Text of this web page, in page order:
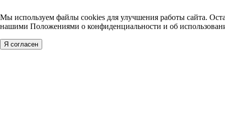
Мы используем файлы cookies для улучшения работы сайта.
нашими Положениями о конфиденциальности и об
Я согласен